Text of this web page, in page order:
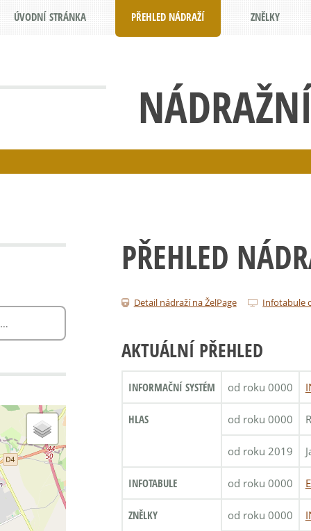
ÚVODNÍ STRÁNKA PŘEHLED NÁDRAŽÍ ZNĚLKY
PŘEHLED
Detail nádraží na ŽelPage Infotabule
AKTUÁLNÍ PŘEHLED
INFORMAČNÍ SYSTÉM od roku 0000
HLAS od roku 0000
od roku 2019
INFOTABULE od roku 0000
ZNĚLKY od roku 0000